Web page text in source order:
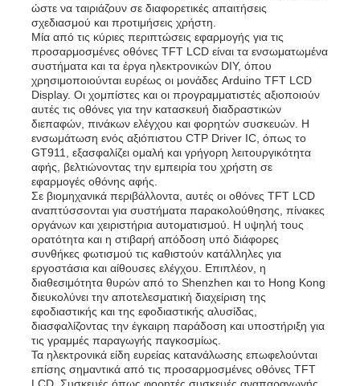
ώστε να ταιριάζουν σε διαφορετικές απαιτήσεις
σχεδιασμού και προτιμήσεις χρήστη.
Μία από τις κύριες περιπτώσεις εφαρμογής για τις
προσαρμοσμένες οθόνες TFT LCD είναι τα ενσωματωμένα
συστήματα και τα έργα ηλεκτρονικών DIY, όπου
χρησιμοποιούνται ευρέως οι μονάδες Arduino TFT LCD
Display. Οι χομπίστες και οι προγραμματιστές αξιοποιούν
αυτές τις οθόνες για την κατασκευή διαδραστικών
διεπαφών, πινάκων ελέγχου και φορητών συσκευών. Η
ενσωμάτωση ενός αξιόπιστου CTP Driver IC, όπως το
GT911, εξασφαλίζει ομαλή και γρήγορη λειτουργικότητα
αφής, βελτιώνοντας την εμπειρία του χρήστη σε
εφαρμογές οθόνης αφής.
Σε βιομηχανικά περιβάλλοντα, αυτές οι οθόνες TFT LCD
αναπτύσσονται για συστήματα παρακολούθησης, πίνακες
οργάνων και χειριστήρια αυτοματισμού. Η υψηλή τους
ορατότητα και η στιβαρή απόδοση υπό διάφορες
συνθήκες φωτισμού τις καθιστούν κατάλληλες για
εργοστάσια και αίθουσες ελέγχου. Επιπλέον, η
διαθεσιμότητα θυρών από το Shenzhen και το Hong Kong
διευκολύνει την αποτελεσματική διαχείριση της
εφοδιαστικής και της εφοδιαστικής αλυσίδας,
διασφαλίζοντας την έγκαιρη παράδοση και υποστήριξη για
τις γραμμές παραγωγής παγκοσμίως.
Τα ηλεκτρονικά είδη ευρείας κατανάλωσης επωφελούνται
επίσης σημαντικά από τις προσαρμοσμένες οθόνες TFT
LCD. Συσκευές όπως φορητές συσκευές αναπαραγωγής